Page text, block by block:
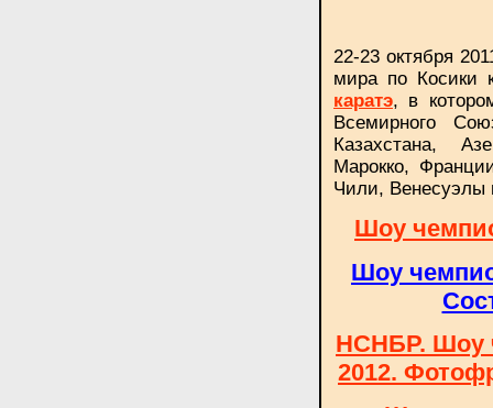
22-23 октября
мира по Косики
каратэ, в
Всемирного
Казахстана,
Марокко,
Чили, Венесуэлы
Шоу
Шоу
НСНБР. Шоу
2012.